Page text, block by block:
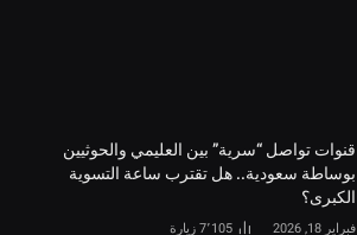
قنوات تواصل “سرية” بين العليمي والحوثيين
بوساطة سعودية.. هل تقترب ساعة التسوية
الكبرى؟
فبراير 18, 2026 7٬105 زيارة